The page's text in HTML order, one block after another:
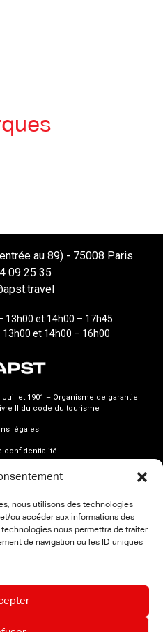
nous utilisons des technologies
ou accéder aux informations des
nous permettra de traiter
de navigation ou les ID uniques
au 89) - 75008 Paris
09 25 35
13h00 et 14h00 – 17h45
13h00 et 14h00 – 16h00
1901 – Organisme de garantie
II du code du tourisme
légales
confidentialité